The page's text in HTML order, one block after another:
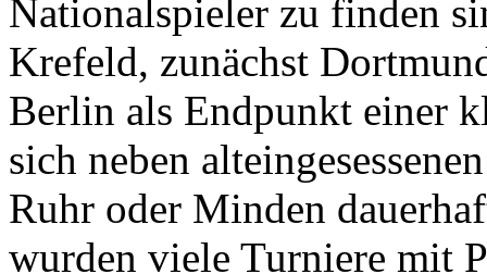
Nationalspieler zu finden
Krefeld, zunächst
Berlin als Endpunkt einer
sich neben
Ruhr oder Minden
wurden viele Turniere mit